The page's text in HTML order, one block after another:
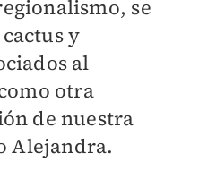
se
y
al
otra
de nuestra
Alejandra.